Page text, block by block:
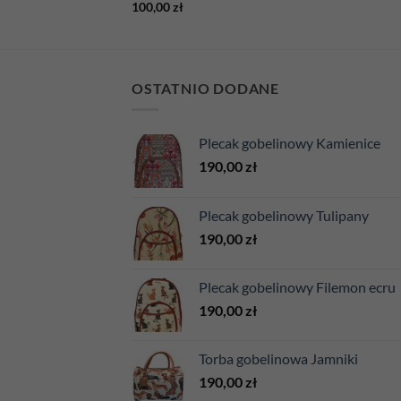
100,00zł
OSTATNIO DODANE
Plecak gobelinowy Kamienice
190,00 zł
Plecak gobelinowy Tulipany
190,00 zł
Plecak gobelinowy Filemon ecru
190,00 zł
Torba gobelinowa Jamniki
190,00 zł